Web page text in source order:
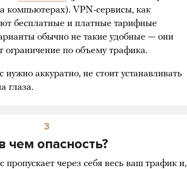
компьютерах). VPN-сервисы, как
бесплатные и платные тарифные
обычно не такие удобные — они
по объему трафика.
аккуратно, не стоит устанавливать
глаза.
3
чем опасность?
пропускает через себя весь ваш трафик и,